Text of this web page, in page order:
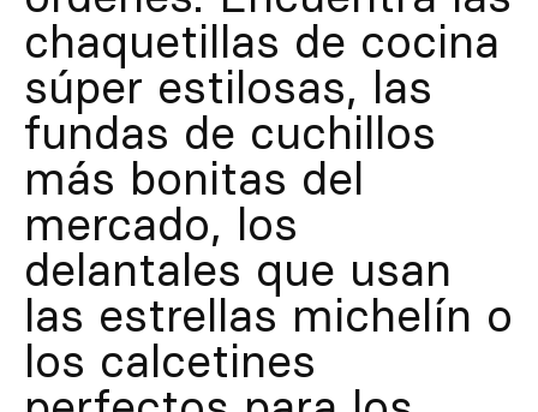
chaquetillas de cocina
súper estilosas, las
fundas de cuchillos
más bonitas del
mercado, los
delantales que usan
las estrellas michelín o
los calcetines